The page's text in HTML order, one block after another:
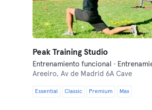
Peak Training Studio
Areeiro,Av de Madrid 6A Cave
Essential Classic Premium Max